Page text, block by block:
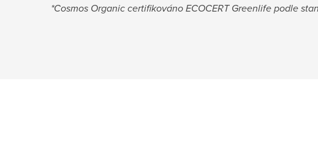
*Cosmos Organic certifikováno ECOCERT Greenlife podle